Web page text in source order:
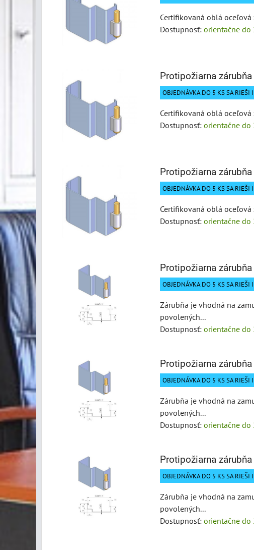
Certifikovaná oblá oceľová
Dostupnosť: orientačne do
Protipožiarna zárubňa
OBJEDNÁVKA DO 5 KS SA
Certifikovaná oblá oceľová
Dostupnosť: orientačne do
Protipožiarna
OBJEDNÁVKA DO 5 KS SA
Certifikovaná oblá oceľová
Dostupnosť: orientačne do
Protipožiarna
OBJEDNÁVKA DO 5 KS SA
Zárubňa je vhodná na
povolených...
Dostupnosť: orientačne do
Protipožiarna
OBJEDNÁVKA DO 5 KS SA
Zárubňa je vhodná na
povolených...
Dostupnosť: orientačne do
Protipožiarna
OBJEDNÁVKA DO 5 KS SA
Zárubňa je vhodná na
povolených...
Dostupnosť: orientačne do